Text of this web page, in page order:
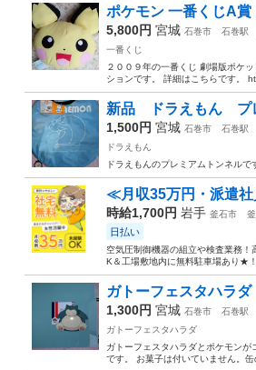
ポケモン 一番くじA
5,800円 宮城 石巻市 石巻駅
一番くじ
２００９年の一番くじ 劇場版ポケ
ションです。 詳細はこちらです。
新品 ドラえもん プ
1,500円 宮城 石巻市 石巻駅
ドラえもん
ドラえもんのプレミアムトンネル
≪月収35万円・派遣
時給1,700円 岩手 釜石市
日払い
空気圧制御機器の組立や検査業務
K＆工場敷地内に無料駐車場あり★
ガトーフェスタハラ
1,300円 宮城 石巻市 石巻駅
ガトーフェスタハラダ
ガトーフェスタハラダとポケモン
です。 お菓子は付いていません。